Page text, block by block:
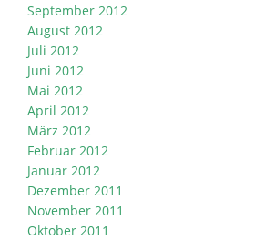
September 2012
August 2012
Juli 2012
Juni 2012
Mai 2012
April 2012
März 2012
Februar 2012
Januar 2012
Dezember 2011
November 2011
Oktober 2011